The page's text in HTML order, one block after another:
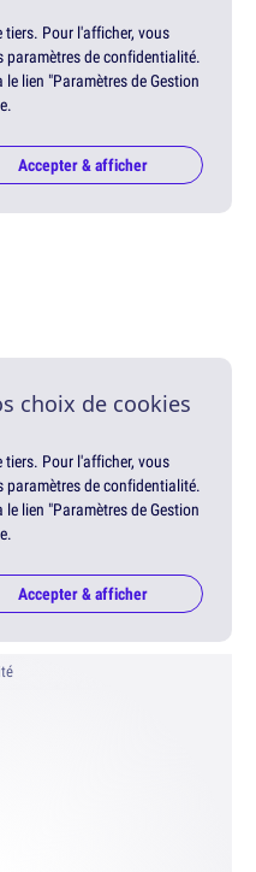
tiers. Pour l'afficher, vous
paramètres de confidentialité.
lien "Paramètres de Gestion
Accepter & afficher
choix de cookies
tiers. Pour l'afficher, vous
paramètres de confidentialité.
lien "Paramètres de Gestion
Accepter & afficher